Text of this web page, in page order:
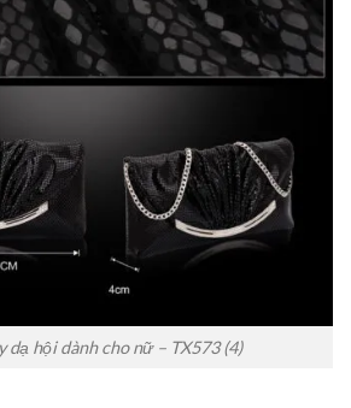
dạ hội dành cho nữ – TX573 (4)